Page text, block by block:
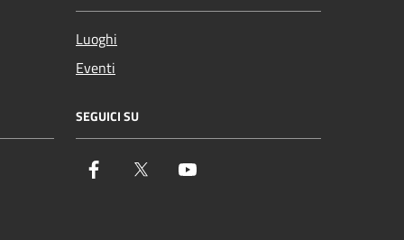
Luoghi
Eventi
SEGUICI SU
Facebook Twitter